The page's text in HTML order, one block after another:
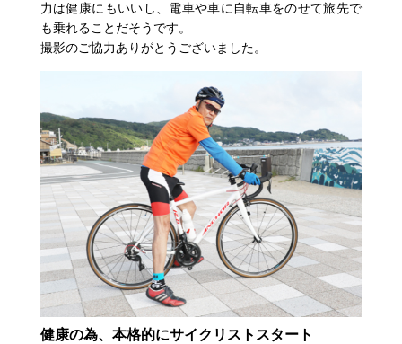
力は健康にもいいし、電車や車に自転車をのせて旅先で
も乗れることだそうです。
撮影のご協力ありがとうございました。
健康の為、本格的にサイクリストスタート